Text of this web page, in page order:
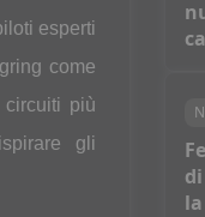
esperti
come
più
gli